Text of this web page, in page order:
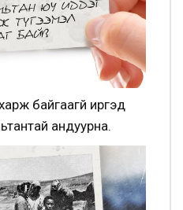
байгаагүй иргэд
андуурна.